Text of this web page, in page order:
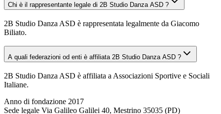
Chi è il rappresentante legale di 2B Studio Danza ASD ?
2B Studio Danza ASD è rappresentata legalmente da Giacomo
Biliato.
A quali federazioni od enti è affiliata 2B Studio Danza ASD ?
2B Studio Danza ASD è affiliata a Associazioni Sportive e Sociali
Italiane.
Anno di fondazione 2017
Sede legale Via Galileo Galilei 40, Mestrino 35035 (PD)